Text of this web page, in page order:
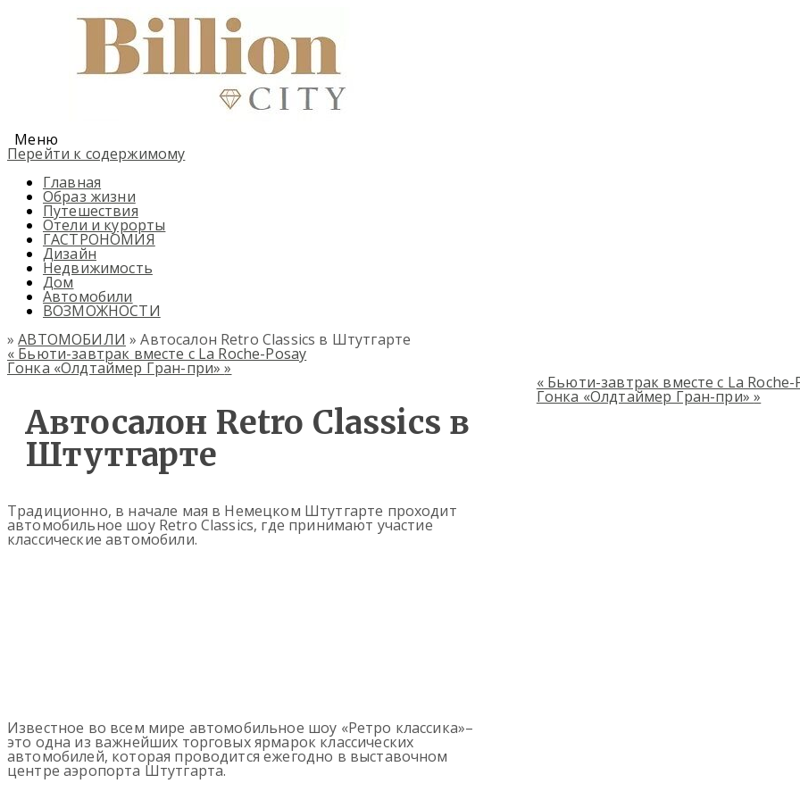
Меню
Перейти к содержимому
Главная
Образ жизни
Путешествия
Отели и курорты
ГАСТРОНОМИЯ
Дизайн
Недвижимость
Дом
Автомобили
ВОЗМОЖНОСТИ
»АВТОМОБИЛИ » Автосалон Retro Classics в Штутгарте
« Бьюти-завтрак вместе с La Roche-Posay
Гонка «Олдтаймер Гран-при»»
Автосалон Retro Classics в
Штутгарте
Традиционно, в начале мая в Немецком Штутгарте проходит
автомобильное шоу Retro Classics, где принимают участие
классические автомобили.
Известное во всем мире автомобильное шоу «Ретро классика»–
это одна из важнейших торговых ярмарок классических
автомобилей, которая проводится ежегодно в выставочном
центре аэропорта Штутгарта.
«Бьюти-завтрак вместе с La Roche-
Гонка «Олдтаймер Гран-при»»